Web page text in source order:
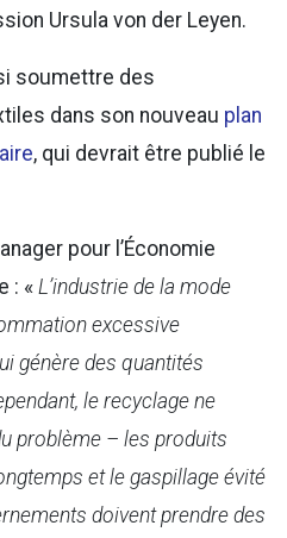
Ursula von der Leyen.
soumettre des
dans son nouveau plan
, qui devrait être publié le
pour l’Économie
: « L’industrie de la mode
excessive
génère des quantités
le recyclage ne
problème – les produits
et le gaspillage évité
doivent prendre des